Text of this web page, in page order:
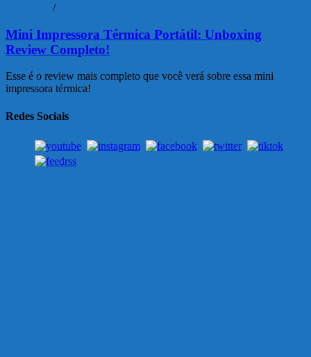
/
Mini Impressora Térmica Portátil: Unboxing
Review Completo!
Esse é o review mais completo que você verá sobre essa mini
impressora térmica!
Redes Sociais